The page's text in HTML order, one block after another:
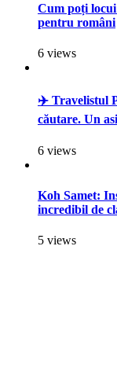
Cum poți
pentru români
6 views
✈️ Travelistul
căutare. Un
6 views
Koh Samet:
incredibil de
5 views